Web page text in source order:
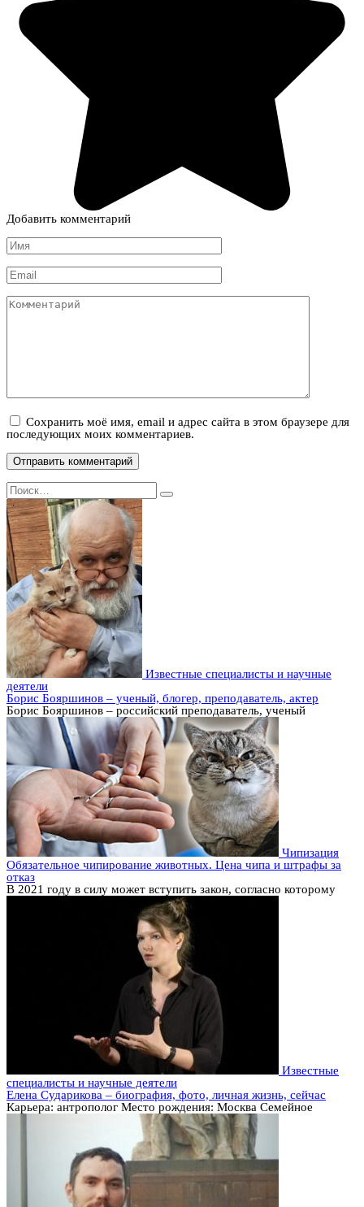
Добавить комментарий
Имя
*
Email
*
Комментарий
Сохранить моё имя, email и адрес сайта в этом браузере для
последующих моих комментариев.
Search
for:
Известные специалисты и научные
деятели
Борис Бояршинов – ученый, блогер, преподаватель, актер
Борис Бояршинов – российский преподаватель, ученый
Чипизация
Обязательное чипирование животных. Цена чипа и штрафы за
отказ
В 2021 году в силу может вступить закон, согласно которому
Известные
специалисты и научные деятели
Елена Сударикова – биография, фото, личная жизнь, сейчас
Карьера: антрополог Место рождения: Москва Семейное